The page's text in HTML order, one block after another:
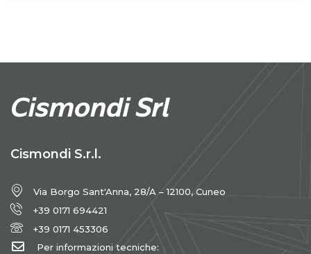
Cismondi S.r.l.
Via Borgo Sant'Anna, 28/A – 12100, Cuneo
+39 0171 694421
+39 0171 453306
Per informazioni tecniche: